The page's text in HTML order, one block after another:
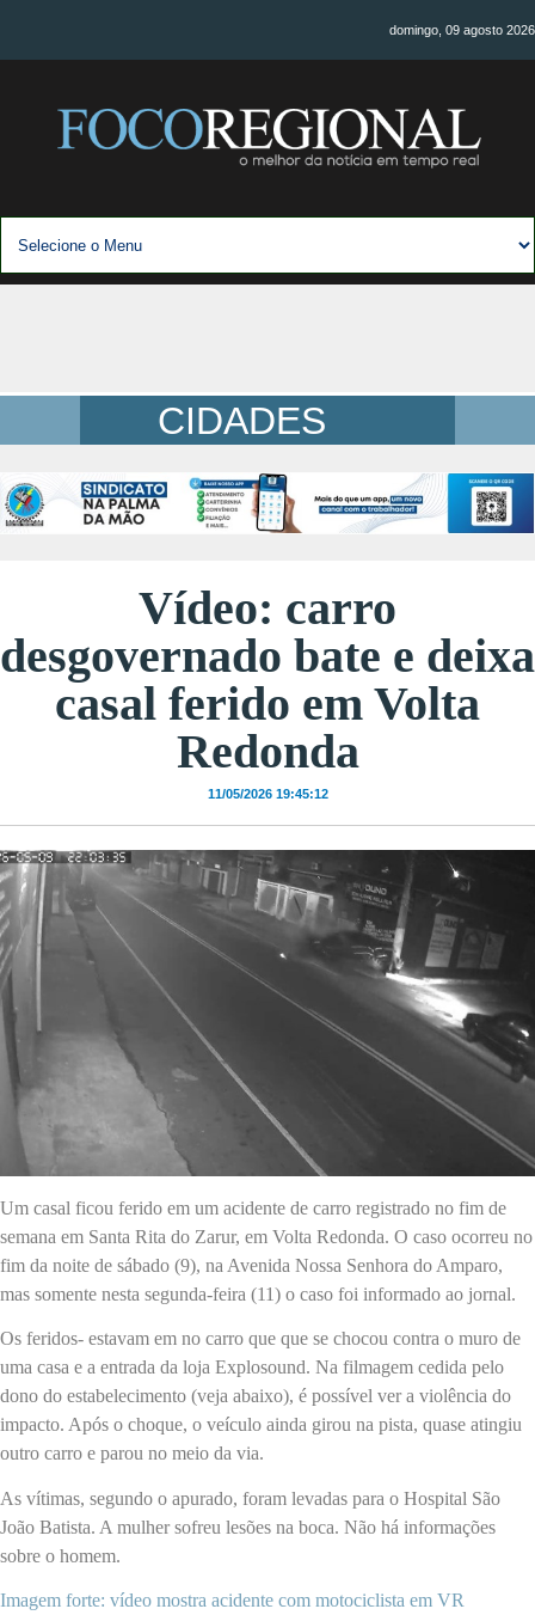
domingo, 09 agosto 2026
CIDADES
Vídeo: carro
desgovernado bate e deixa
casal ferido em Volta
Redonda
11/05/2026 19:45:12
Um casal ficou ferido em um acidente de carro registrado no fim de
semana em Santa Rita do Zarur, em Volta Redonda. O caso ocorreu no
fim da noite de sábado (9), na Avenida Nossa Senhora do Amparo,
mas somente nesta segunda-feira (11) o caso foi informado ao jornal.
Os feridos- estavam em no carro que que se chocou contra o muro de
uma casa e a entrada da loja Explosound. Na filmagem cedida pelo
dono do estabelecimento (veja abaixo), é possível ver a violência do
impacto. Após o choque, o veículo ainda girou na pista, quase atingiu
outro carro e parou no meio da via.
As vítimas, segundo o apurado, foram levadas para o Hospital São
João Batista. A mulher sofreu lesões na boca. Não há informações
sobre o homem.
Imagem forte: vídeo mostra acidente com motociclista em VR